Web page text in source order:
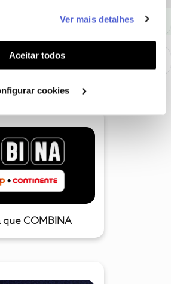
de personalização e
anúncios aos seus interesses
personalizada). Pode gerir a
clicando em "Configurar
Ver mais detalhes
Aceitar todos
cookies
que COMBINA